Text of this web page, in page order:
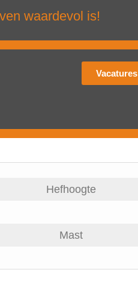
waardevol is!
Vacatures
Hefhoogte
Mast